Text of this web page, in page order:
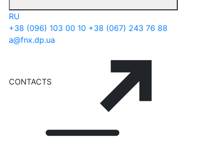
RU
+38 (096) 103 00 10 +38 (067) 243 76 88
a@fnx.dp.ua
CONTACTS